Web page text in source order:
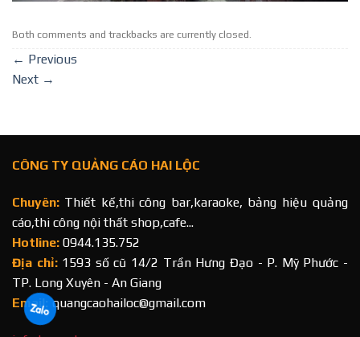
Both comments and trackbacks are currently closed.
← Previous
Next →
CÔNG TY QUẢNG CÁO HAI LỘC
Chuyên: Thiết kế,thi công bar,karaoke, bảng hiệu quảng
cáo,thi công nội thất shop,cafe...
Hotline: 0944.135.752
Địa chỉ: 1593 số cũ 14/2 Trần Hưng Đạo - P. Mỹ Phước -
TP. Long Xuyên - An Giang
Email: quangcaohailoc@gmail.com